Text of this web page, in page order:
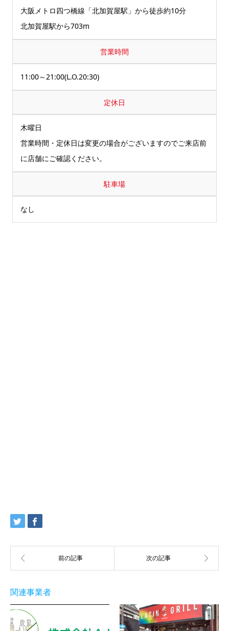
大阪メトロ四つ橋線「北加賀屋駅」から徒歩約10分
北加賀屋駅から703m
営業時間
11:00～21:00(L.O.20:30)
定休日
木曜日
営業時間・定休日は変更の場合がございますのでご来店前
に店舗にご確認ください。
駐車場
なし
関連事業者